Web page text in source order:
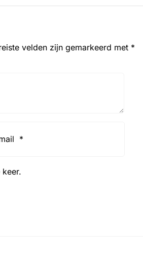
velden zijn gemarkeerd met *